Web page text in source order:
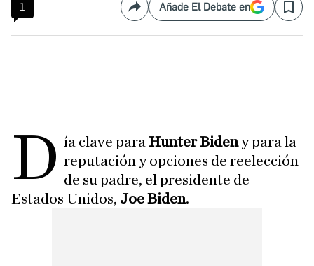
1 CompartirAñade El Debate en Save
D ía clave paraHunter Bideny para la
reputación y opciones de reelección
de su padre, el presidente de
Estados Unidos, Joe Biden.